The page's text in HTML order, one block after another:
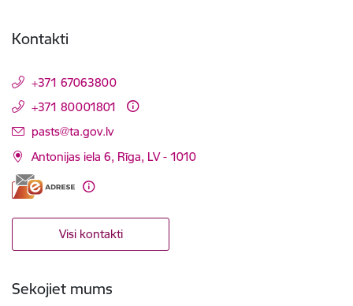
Kontakti
+371 67063800
+371 80001801
E-pasts:
pasts@ta.gov.lv
Antonijas iela 6, Rīga, LV - 1010
Visi kontakti
Sekojiet mums